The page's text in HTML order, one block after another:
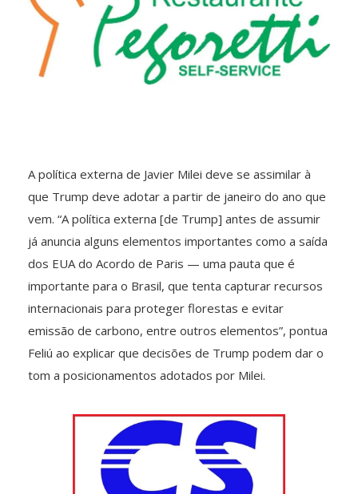
A política externa de Javier Milei deve se assimilar à
que Trump deve adotar a partir de janeiro do ano que
vem. “A política externa [de Trump] antes de assumir
já anuncia alguns elementos importantes como a saída
dos EUA do Acordo de Paris — uma pauta que é
importante para o Brasil, que tenta capturar recursos
internacionais para proteger florestas e evitar
emissão de carbono, entre outros elementos”, pontua
Feliú ao explicar que decisões de Trump podem dar o
tom a posicionamentos adotados por Milei.